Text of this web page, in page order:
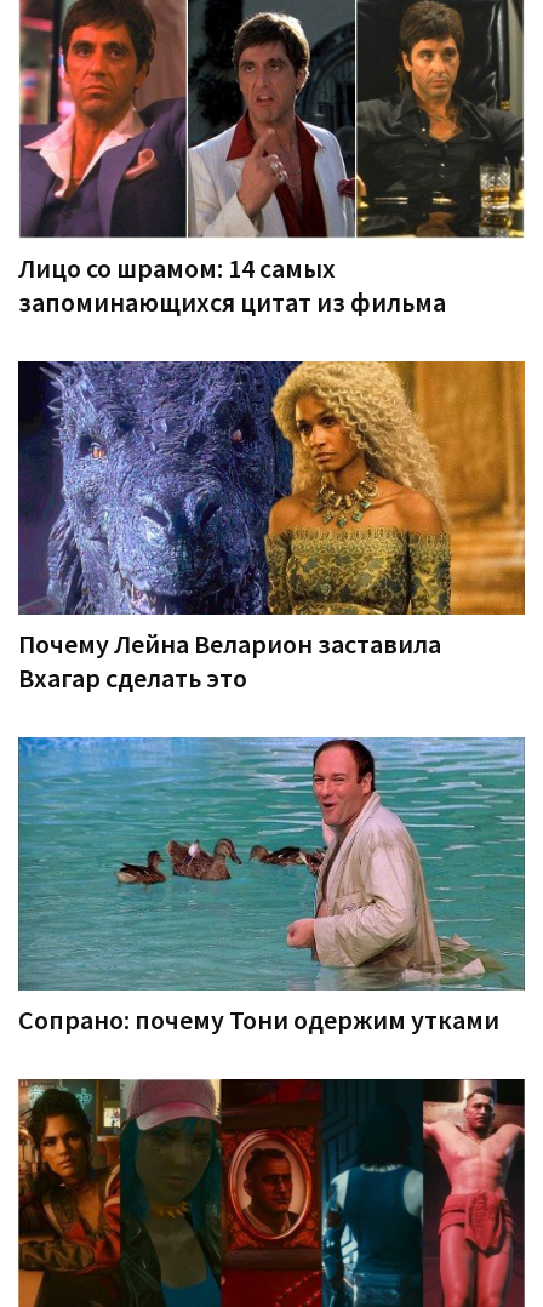
Лицо со шрамом: 14 самых
запоминающихся цитат из фильма
Почему Лейна Веларион заставила
Вхагар сделать это
Сопрано: почему Тони одержим утками